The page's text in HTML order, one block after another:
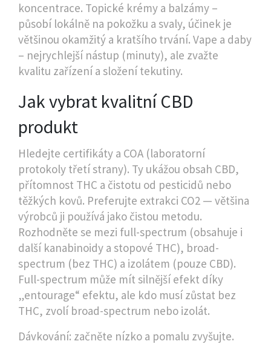
koncentrace. Topické krémy a balzámy –
působí lokálně na pokožku a svaly, účinek je
většinou okamžitý a kratšího trvání. Vape a daby
– nejrychlejší nástup (minuty), ale zvažte
kvalitu zařízení a složení tekutiny.
Jak vybrat kvalitní CBD
produkt
Hledejte certifikáty a COA (laboratorní
protokoly třetí strany). Ty ukážou obsah CBD,
přítomnost THC a čistotu od pesticidů nebo
těžkých kovů. Preferujte extrakci CO2 — většina
výrobců ji používá jako čistou metodu.
Rozhodněte se mezi full-spectrum (obsahuje i
další kanabinoidy a stopové THC), broad-
spectrum (bez THC) a izolátem (pouze CBD).
Full-spectrum může mít silnější efekt díky
„entourage“ efektu, ale kdo musí zůstat bez
THC, zvolí broad-spectrum nebo izolát.
Dávkování: začněte nízko a pomalu zvyšujte.